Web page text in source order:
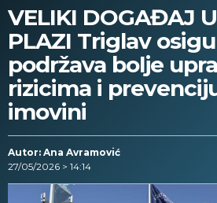
VELIKI DOGAĐAJ
PLAZI Triglav
podržava bolje
rizicima i
imovini
Autor: Ana Avramović
27/05/2026 > 14:14